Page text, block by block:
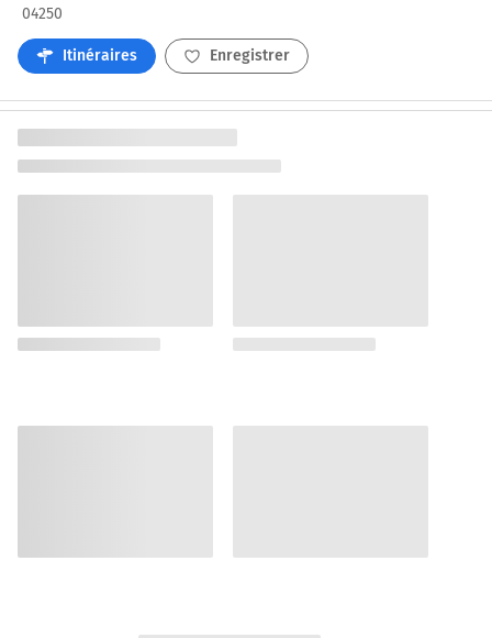
04250
Itinéraires Enregistrer